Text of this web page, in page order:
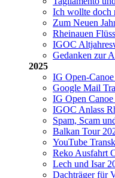
Ich wollte doch
Zum Neuen
Rheinauen
IGOC
Gedanken zur
2025
IG Open-
Google Mail
IG Open
IGOC Anlass
Spam, Scam
Balkan Tour
YouTube
Reko Ausfahrt
Lech und Isar
Dachträger für